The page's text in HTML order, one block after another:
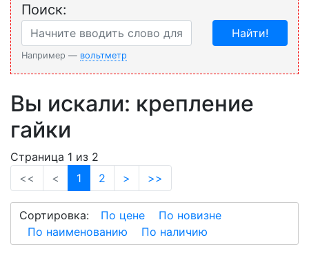
Поиск:
Например — вольтметр
Найти!
Вы искали: крепление
гайки
Страница 1 из 2
<<
< 1 (current)
2 > >>
Сортировка: По цене
По новизне
По наименованию
По наличию